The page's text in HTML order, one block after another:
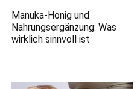
Manuka-Honig und
Nahrungsergänzung: Was
wirklich sinnvoll ist